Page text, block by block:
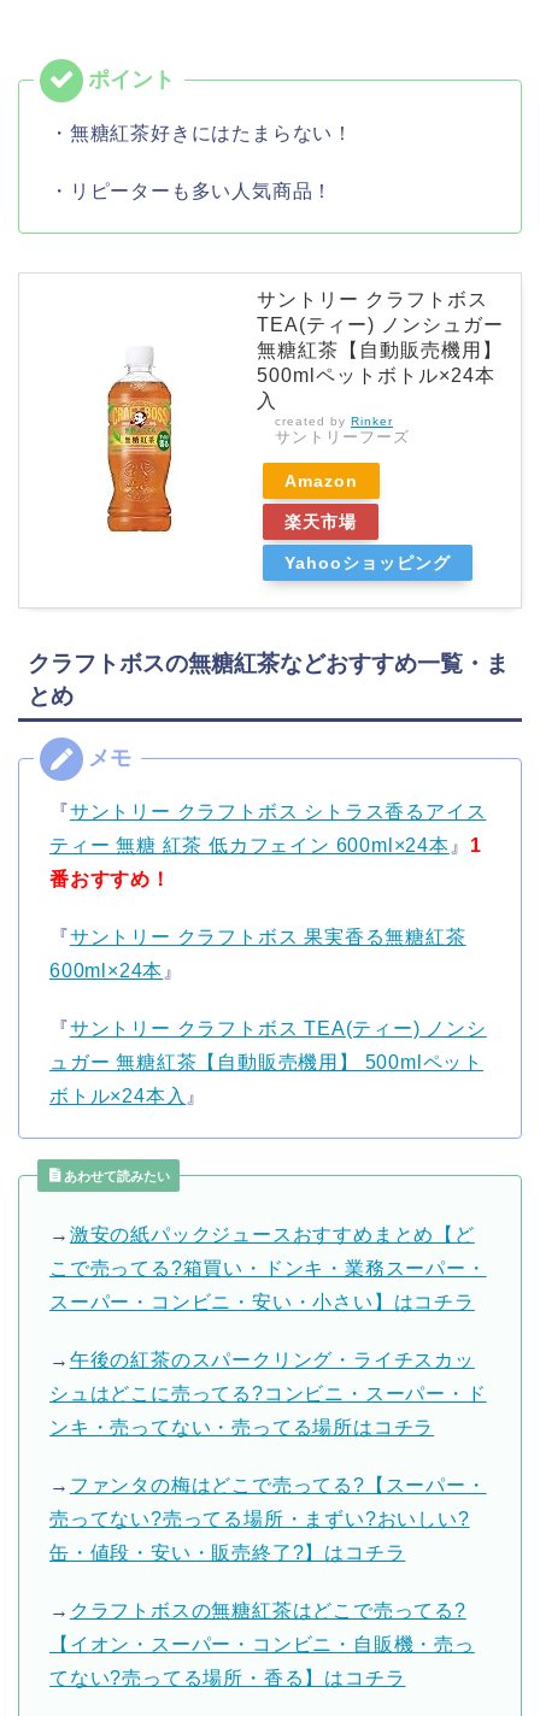
・無糖紅茶好きにはたまらない！
・リピーターも多い人気商品！
サントリー クラフトボス
TEA(ティー) ノンシュガー
無糖紅茶【自動販売機用】
500mlペットボトル×24本
入
created by Rinker
サントリーフーズ
Amazon
楽天市場
Yahooショッピング
クラフトボスの無糖紅茶などおすすめ一覧・ま
とめ
『 サントリー クラフトボス シトラス香るアイス
ティー 無糖 紅茶 低カフェイン 600ml×24本』 1
番おすすめ！
『 サントリー クラフトボス 果実香る無糖紅茶
600ml×24本』
『 サントリー クラフトボス TEA(ティー) ノンシ
ュガー 無糖紅茶【自動販売機用】 500mlペット
ボトル×24本入 』
あわせて読みたい
→ 激安の紙パックジュースおすすめまとめ【ど
こで売ってる?箱買い・ドンキ・業務スーパー・
スーパー・コンビニ・安い・小さい】はコチラ
→ 午後の紅茶のスパークリング・ライチスカッ
シュはどこに売ってる?コンビニ・スーパー・ド
ンキ・売ってない・売ってる場所はコチラ
→ ファンタの梅はどこで売ってる?【スーパー・
売ってない?売ってる場所・まずい?おいしい?
缶・値段・安い・販売終了?】はコチラ
→ クラフトボスの無糖紅茶はどこで売ってる?
【イオン・スーパー・コンビニ・自販機・売っ
てない?売ってる場所・香る】はコチラ